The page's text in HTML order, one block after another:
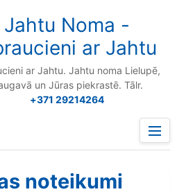
Jahtu Noma -
ar Jahtu
ar Jahtu. Jahtu noma Lielupē,
un Jūras piekrastē. Tālr.
+371 29214264
Menu
noteikumi